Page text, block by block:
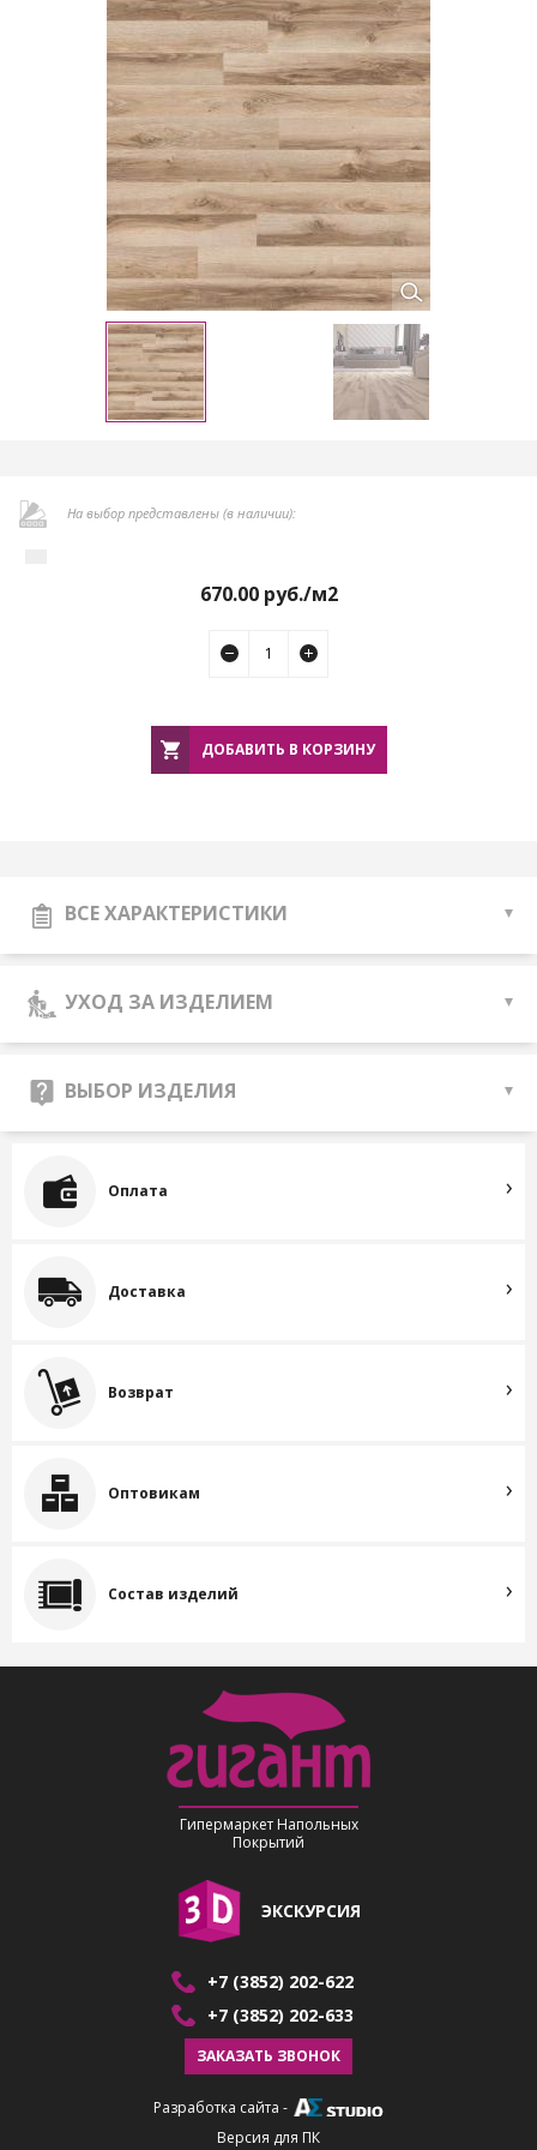
На выбор представлены (в наличии):
670.00руб./м2
ДОБАВИТЬ В КОРЗИНУ
ВСЕ ХАРАКТЕРИСТИКИ
УХОД ЗА ИЗДЕЛИЕМ
ВЫБОР ИЗДЕЛИЯ
Оплата
Доставка
Возврат
Оптовикам
Состав изделий
Гипермаркет Напольных
Покрытий
ЭКСКУРСИЯ
+7 (3852) 202-622
+7 (3852) 202-633
ЗАКАЗАТЬ ЗВОНОК
Разработка сайта -
Версия для ПК